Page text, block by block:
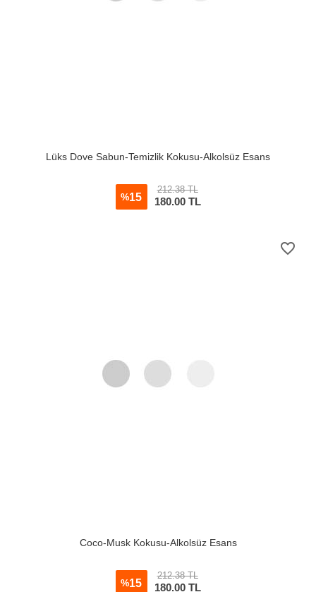
Lüks Dove Sabun-Temizlik Kokusu-Alkolsüz Esans
%15
212.38 TL
180.00TL
favorite_border
Coco-Musk Kokusu-Alkolsüz Esans
%15
212.38 TL
180.00TL